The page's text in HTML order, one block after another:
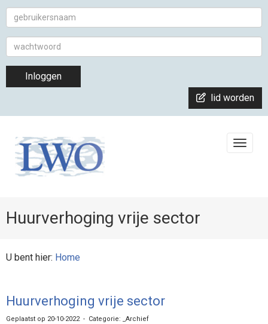
Inloggen
lid worden
Huurverhoging vrije sector
U bent hier: Home
Huurverhoging vrije sector
Geplaatst op 20-10-2022 - Categorie: _Archief